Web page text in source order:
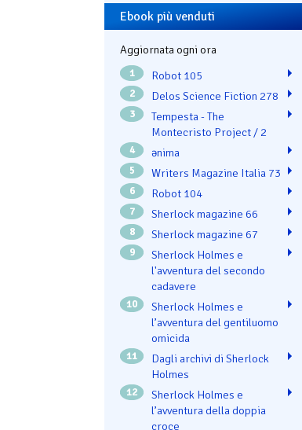
Ebook più venduti
Aggiornata ogni ora
1 Robot 105
2 Delos Science Fiction 278
3
Tempesta - The
Montecristo Project / 2
4 ənima
5 Writers Magazine Italia 73
6 Robot 104
7 Sherlock magazine 66
8 Sherlock magazine 67
9
Sherlock Holmes e
l'avventura del secondo
cadavere
10
Sherlock Holmes e
l’avventura del gentiluomo
omicida
11
Dagli archivi di Sherlock
Holmes
12
Sherlock Holmes e
l’avventura della doppia
croce